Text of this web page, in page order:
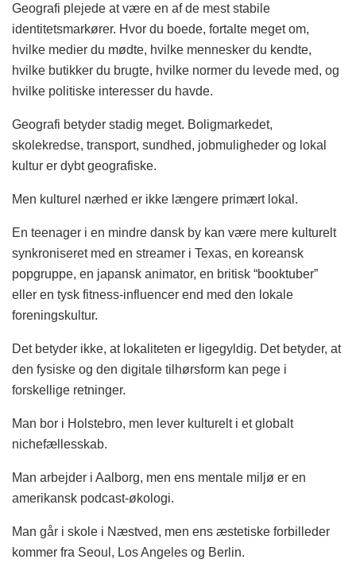
Geografi plejede at være en af de mest stabile
identitetsmarkører. Hvor du boede, fortalte meget om,
hvilke medier du mødte, hvilke mennesker du kendte,
hvilke butikker du brugte, hvilke normer du levede med, og
hvilke politiske interesser du havde.
Geografi betyder stadig meget. Boligmarkedet,
skolekredse, transport, sundhed, jobmuligheder og lokal
kultur er dybt geografiske.
Men kulturel nærhed er ikke længere primært lokal.
En teenager i en mindre dansk by kan være mere kulturelt
synkroniseret med en streamer i Texas, en koreansk
popgruppe, en japansk animator, en britisk “booktuber”
eller en tysk fitness-influencer end med den lokale
foreningskultur.
Det betyder ikke, at lokaliteten er ligegyldig. Det betyder, at
den fysiske og den digitale tilhørsform kan pege i
forskellige retninger.
Man bor i Holstebro, men lever kulturelt i et globalt
nichefællesskab.
Man arbejder i Aalborg, men ens mentale miljø er en
amerikansk podcast-økologi.
Man går i skole i Næstved, men ens æstetiske forbilleder
kommer fra Seoul, Los Angeles og Berlin.